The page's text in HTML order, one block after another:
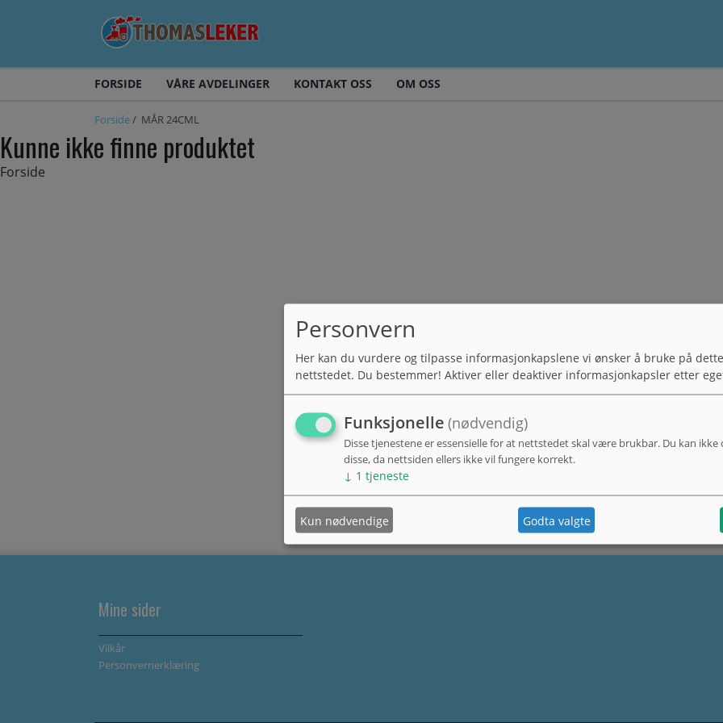
FORSIDE VÅRE AVDELINGER KONTAKT OSS OM OSS
Forside/ MÅR 24CML
Kunne ikke finne produktet
Forside
Mine sider
Vilkår
Personvernerklæring
Personvern
Her kan du vurdere og tilpasse informasjonkapslene vi ønsker å bruke på dette
nettstedet. Du bestemmer! Aktiver eller deaktiver informasjonkapsler etter
Funksjonelle (nødvendig)
Disse tjenestene er essensielle for at nettstedet skal være brukbar. Du kan ikke
disse, da nettsiden ellers ikke vil fungere korrekt.
↓ 1 tjeneste
Kun nødvendige Godta valgte